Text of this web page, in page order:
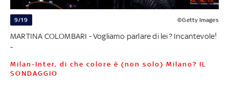
9/19 ©Getty Images
MARTINA COLOMBARI - Vogliamo parlare di lei? Incantevole!
-
Milan-Inter, di che colore è (non solo) Milano? IL
SONDAGGIO